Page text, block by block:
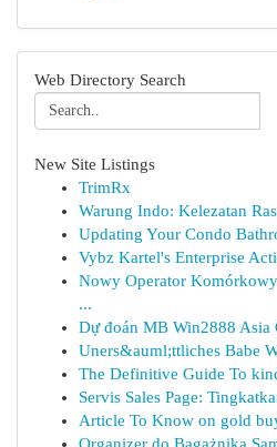
Web Directory Search
New Site Listings
TrimRx
Warung Indo: Kelezatan
Updating Your Condo
Vybz Kartel's Enterprise
Nowy Operator
...
Dự đoán MB Win2888 Asia
Uners&auml;ttliches Babe
The Definitive Guide To
Servis Sales Page:
Article To Know on gold